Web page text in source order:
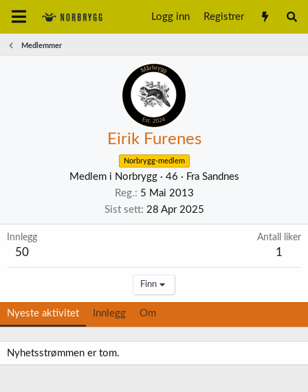
Logg inn Registrer
Medlemmer
Eirik Furenes
Norbrygg-medlem
Medlem i Norbrygg · 46 · Fra Sandnes
Reg.
5 Mai 2013
Sist sett 28 Apr 2025
Innlegg
50
Antall liker
1
Finn
Nyeste aktivitet Innlegg Om
Nyhetsstrømmen er tom.